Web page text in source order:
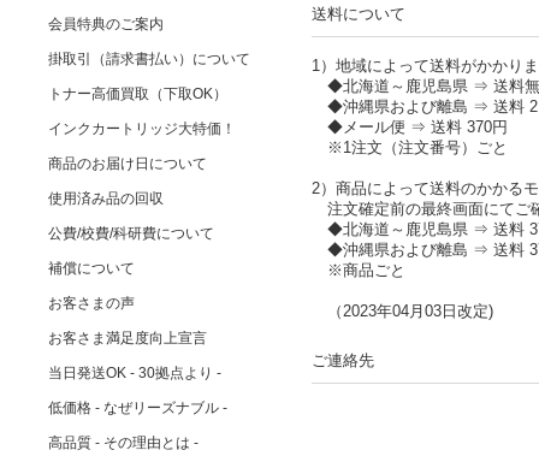
送料について
1）地域によって送料がかかり
◆北海道～鹿児島県 ⇒ 送料
◆沖縄県および離島 ⇒ 送料
◆メール便 ⇒ 送料 370円
※1注文（注文番号）ごと
2）商品によって送料のかかる
注文確定前の最終画面にてご
◆北海道～鹿児島県 ⇒ 送料
◆沖縄県および離島 ⇒ 送料
※商品ごと
（2023年04月03日改定)
ご連絡先
会員特典のご案内
掛取引（請求書払い）について
トナー高価買取（下取OK）
インクカートリッジ大特価！
商品のお届け日について
使用済み品の回収
公費/校費/科研費について
補償について
お客さまの声
お客さま満足度向上宣言
当日発送OK - 30拠点より -
低価格 - なぜリーズナブル -
高品質 - その理由とは -